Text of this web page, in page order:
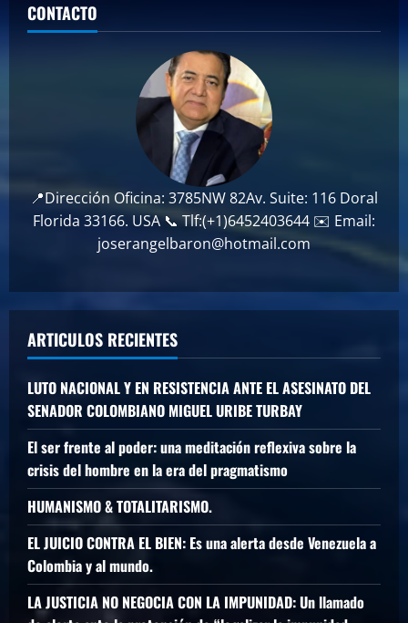
CONTACTO
📍Dirección Oficina: 3785NW 82Av. Suite: 116 Doral
Florida 33166. USA 📞 Tlf:(+1)6452403644 ✉️ Email:
joserangelbaron@hotmail.com
ARTICULOS RECIENTES
LUTO NACIONAL Y EN RESISTENCIA ANTE EL ASESINATO DEL
SENADOR COLOMBIANO MIGUEL URIBE TURBAY
El ser frente al poder: una meditación reflexiva sobre la
crisis del hombre en la era del pragmatismo
HUMANISMO & TOTALITARISMO.
EL JUICIO CONTRA EL BIEN: Es una alerta desde Venezuela a
Colombia y al mundo.
LA JUSTICIA NO NEGOCIA CON LA IMPUNIDAD: Un llamado